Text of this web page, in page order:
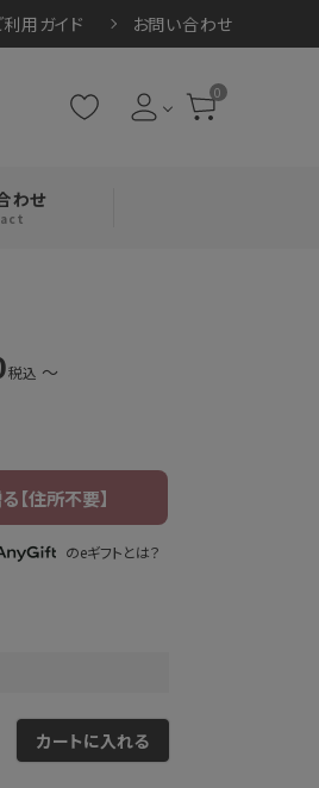
利用ガイド お問い合わせ
0
わせ
税込 〜
のeギフトとは？
カートに入れる